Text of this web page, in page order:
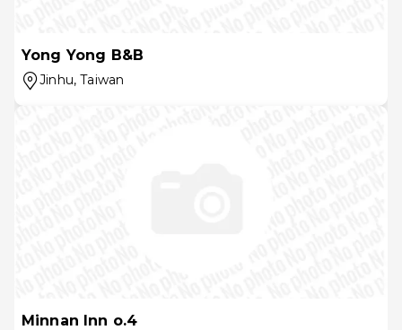
Yong Yong B&B
Jinhu, Taiwan
Minnan Inn o.4